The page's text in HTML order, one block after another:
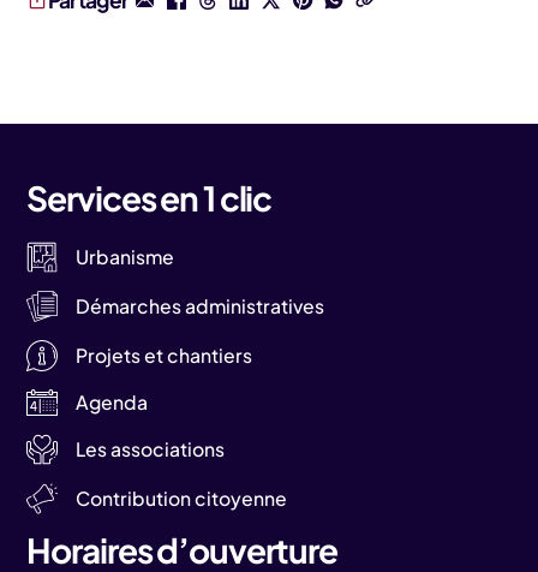
Services en 1 clic
Urbanisme
Démarches administratives
Projets et chantiers
Agenda
Les associations
Contribution citoyenne
Horaires d’ouverture